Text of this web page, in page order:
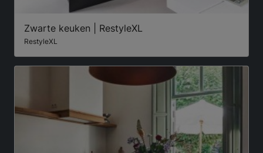
Zwarte keuken | RestyleXL
RestyleXL